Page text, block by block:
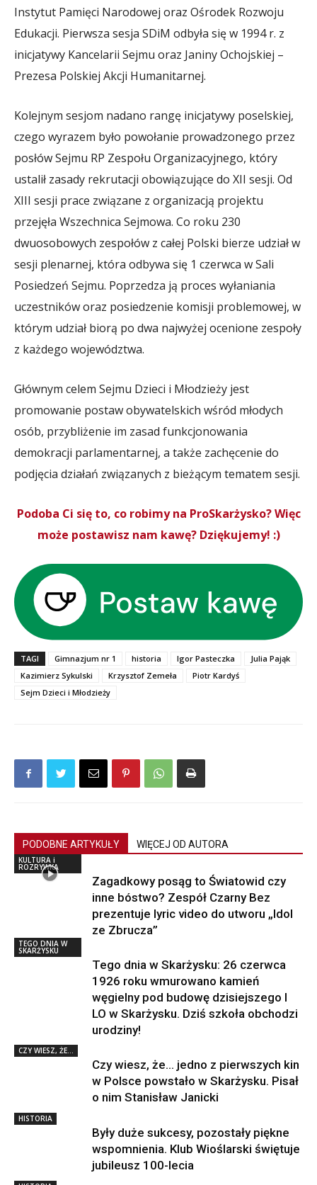
Instytut Pamięci Narodowej oraz Ośrodek Rozwoju
Edukacji. Pierwsza sesja SDiM odbyła się w 1994 r. z
inicjatywy Kancelarii Sejmu oraz Janiny Ochojskiej –
Prezesa Polskiej Akcji Humanitarnej.
Kolejnym sesjom nadano rangę inicjatywy poselskiej,
czego wyrazem było powołanie prowadzonego przez
posłów Sejmu RP Zespołu Organizacyjnego, który
ustalił zasady rekrutacji obowiązujące do XII sesji. Od
XIII sesji prace związane z organizacją projektu
przejęła Wszechnica Sejmowa. Co roku 230
dwuosobowych zespołów z całej Polski bierze udział w
sesji plenarnej, która odbywa się 1 czerwca w Sali
Posiedzeń Sejmu. Poprzedza ją proces wyłaniania
uczestników oraz posiedzenie komisji problemowej, w
którym udział biorą po dwa najwyżej ocenione zespoły
z każdego województwa.
Głównym celem Sejmu Dzieci i Młodzieży jest
promowanie postaw obywatelskich wśród młodych
osób, przybliżenie im zasad funkcjonowania
demokracji parlamentarnej, a także zachęcenie do
podjęcia działań związanych z bieżącym tematem sesji.
Podoba Ci się to, co robimy na ProSkarżysko? Więc
może postawisz nam kawę? Dziękujemy! :)
TAGI Gimnazjum nr 1 historia Igor Pasteczka
Julia Pająk
Kazimierz Sykulski
Krzysztof Zemeła
Piotr Kardyś
Sejm Dzieci i Młodzieży
PODOBNE ARTYKUŁY WIĘCEJ OD AUTORA
KULTURA i
ROZRYWKA
Zagadkowy posąg to Światowid czy
inne bóstwo? Zespół Czarny Bez
prezentuje lyric video do utworu „Idol
ze Zbrucza”
TEGO DNIA W
SKARŻYSKU
Tego dnia w Skarżysku: 26 czerwca
1926 roku wmurowano kamień
węgielny pod budowę dzisiejszego I
LO w Skarżysku. Dziś szkoła obchodzi
urodziny!
CZY WIESZ, ŻE...
Czy wiesz, że… jedno z pierwszych kin
w Polsce powstało w Skarżysku. Pisał
o nim Stanisław Janicki
HISTORIA
Były duże sukcesy, pozostały piękne
wspomnienia. Klub Wioślarski świętuje
jubileusz 100-lecia